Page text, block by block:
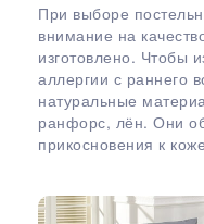
При выборе
внимание на
изготовлено. Чтобы
аллергии с раннего
натуральные
ранфорс, лён. Они
прикосновения к